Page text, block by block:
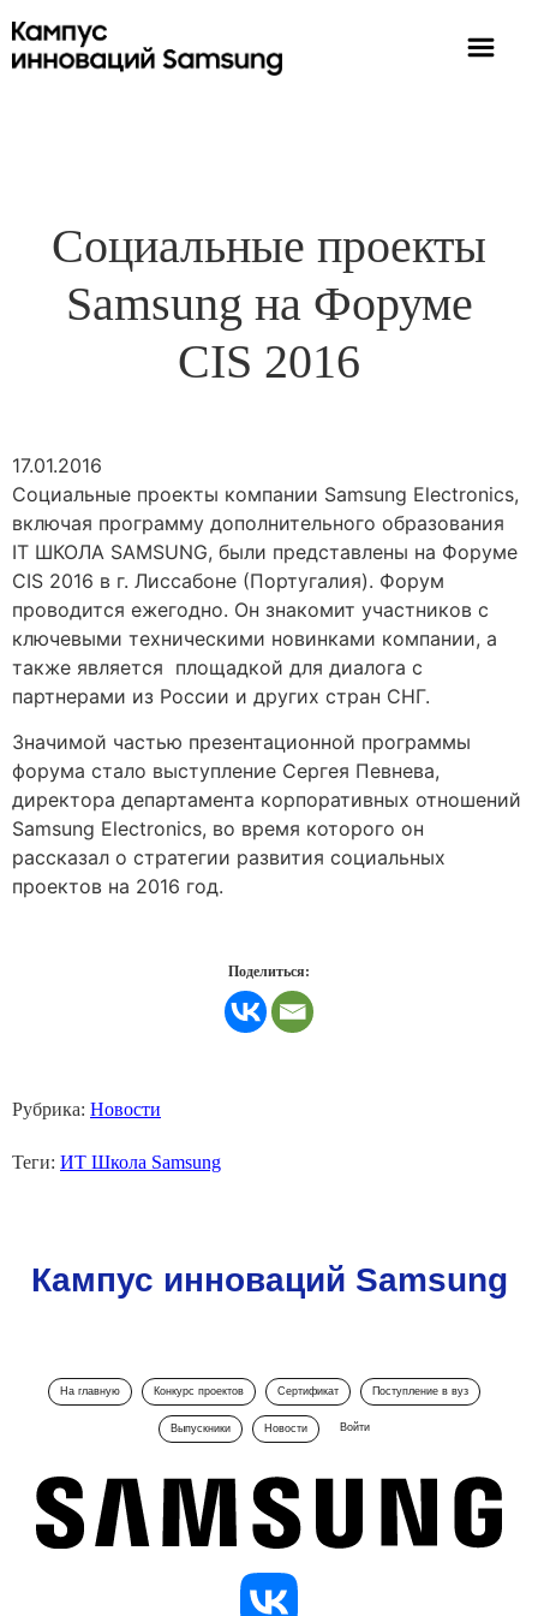
Социальные проекты
Samsung на Форуме
CIS 2016
17.01.2016
Социальные проекты компании Samsung Electronics,
включая программу дополнительного образования
IT ШКОЛА SAMSUNG, были представлены на Форуме
CIS 2016 в г. Лиссабоне (Португалия). Форум
проводится ежегодно. Он знакомит участников с
ключевыми техническими новинками компании, а
также является площадкой для диалога с
партнерами из России и других стран СНГ.
Значимой частью презентационной программы
форума стало выступление Сергея Певнева,
директора департамента корпоративных отношений
Samsung Electronics, во время которого он
рассказал о стратегии развития социальных
проектов на 2016 год.
Поделиться:
Рубрика: Новости
Теги: ИТ Школа Samsung
Кампус инноваций Samsung
На главную Конкурс проектов Сертификат Поступление в вуз
Выпускники Новости Войти